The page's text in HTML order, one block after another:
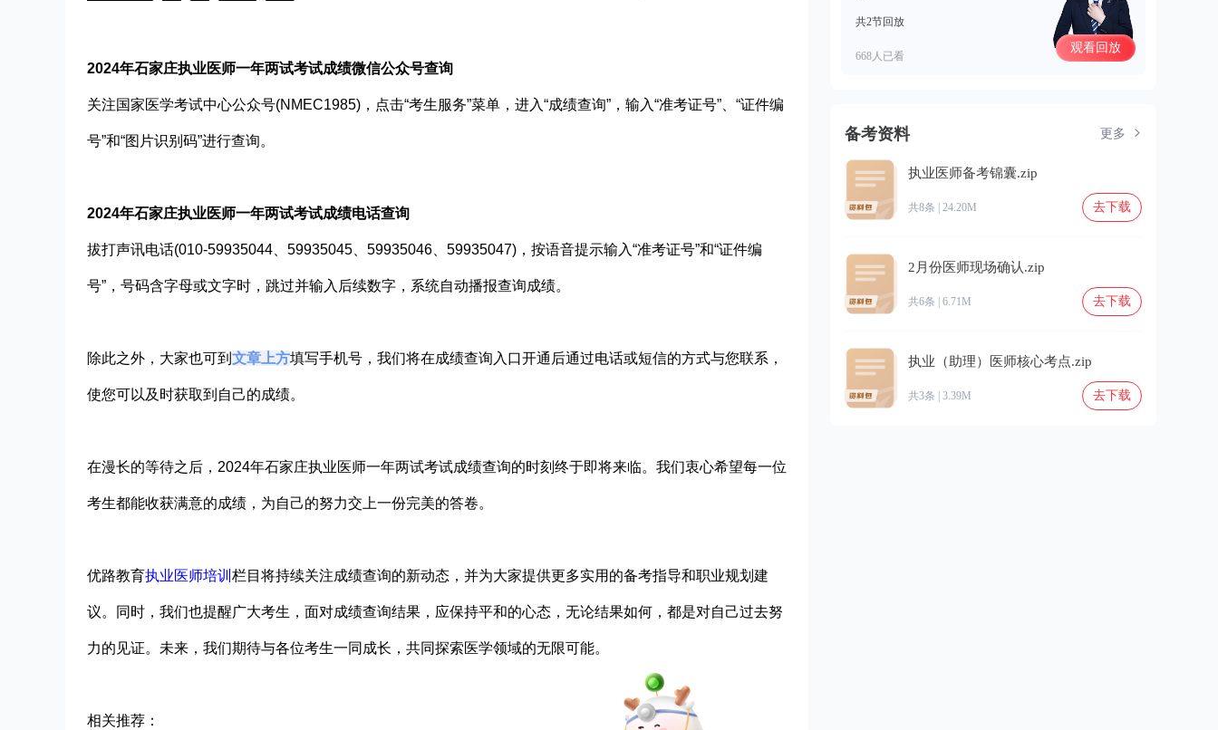
2024年石家庄执业医师一年两试考试成绩微信公众号查询
关注国家医学考试中心公众号(NMEC1985)，点击“考生服务”菜单，进入“成绩查询”，输入“准考证号”、“证件编
号”和“图片识别码”进行查询。
2024年石家庄执业医师一年两试考试成绩电话查询
拔打声讯电话(010-59935044、59935045、59935046、59935047)，按语音提示输入“准考证号”和“证件编
号”，号码含字母或文字时，跳过并输入后续数字，系统自动播报查询成绩。
除此之外，大家也可到 文章上方填写手机号，我们将在成绩查询入口开通后通过电话或短信的方式与您联系，
使您可以及时获取到自己的成绩。
在漫长的等待之后，2024年石家庄执业医师一年两试考试成绩查询的时刻终于即将来临。我们衷心希望每一位
考生都能收获满意的成绩，为自己的努力交上一份完美的答卷。
优路教育执业医师培训 栏目将持续关注成绩查询的新动态，并为大家提供更多实用的备考指导和职业规划建
议。同时，我们也提醒广大考生，面对成绩查询结果，应保持平和的心态，无论结果如何，都是对自己过去努
力的见证。未来，我们期待与各位考生一同成长，共同探索医学领域的无限可能。
相关推荐：
共2节回放
668人已看
观看回放
备考资料 更多
执业医师备考锦囊.zip
共8条 | 24.20M 去下载
2月份医师现场确认.zip
共6条 | 6.71M 去下载
执业（助理）医师核心考点.zip
共3条 | 3.39M 去下载